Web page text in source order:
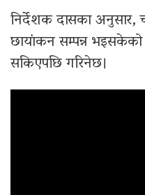
निर्देशक दासका अनुसार,
छायांकन सम्पन्न
सकिएपछि गरिनेछ।